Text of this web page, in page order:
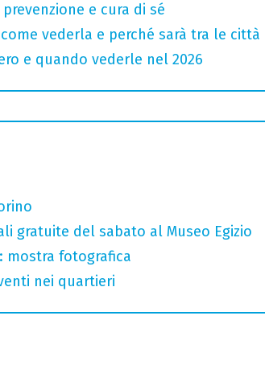
e cura di sé
vederla e perché sarà tra le
e quando vederle nel 2026
gratuite del sabato al Museo Egizio
mostra fotografica
nei quartieri